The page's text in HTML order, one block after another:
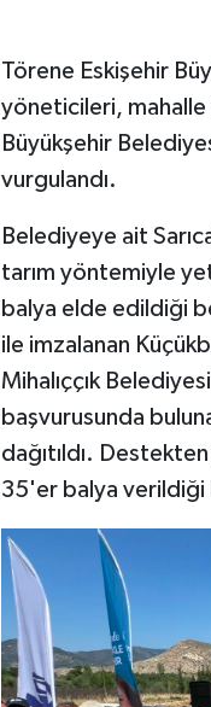
Törene Eskişehir
yöneticileri, mahalle
Büyükşehir
vurgulandı.
Belediyeye ait
tarım yöntemiyle
balya elde edildiği
ile imzalanan
Mihalıççık
başvurusunda
dağıtıldı.
35'er balya verildiği